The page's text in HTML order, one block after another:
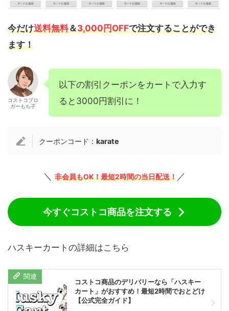
今だけ送料無料＆3,000円OFFで注文することができ
ます！
コストコブロ
ガーもち子
以下の割引クーポンをカートで入力す
ると3000円割引に！
クーポンコード：karate
＼ 非会員もOK！最短2時間の当日配送！／
今すぐコストコ商品を注文する
ハスキーカートの詳細はこちら
コストコ商品のデリバリーなら「ハスキー
カート」がおすすめ！最短2時間でおとどけ
【公式完全ガイド】